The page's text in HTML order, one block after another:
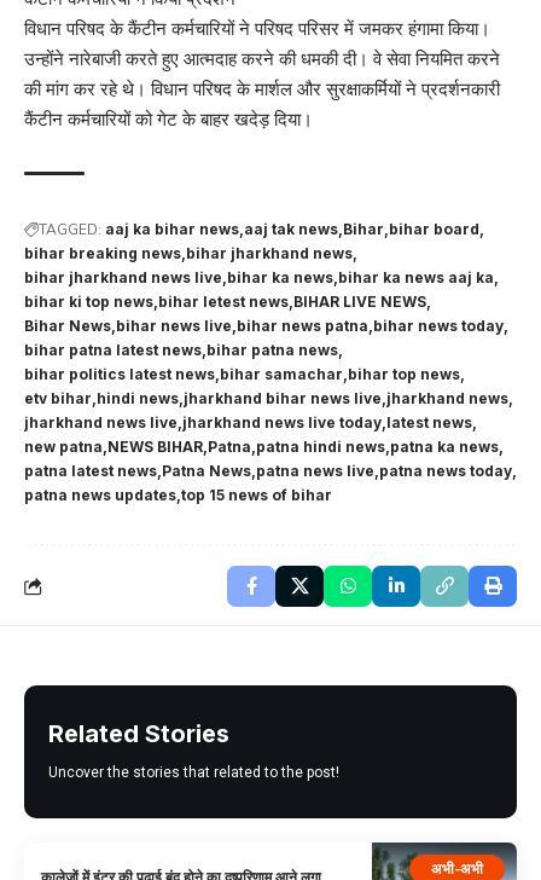
विधान परिषद के कैंटीन कर्मचारियों ने परिषद परिसर में जमकर हंगामा किया।
उन्होंने नारेबाजी करते हुए आत्मदाह करने की धमकी दी। वे सेवा नियमित करने
की मांग कर रहे थे। विधान परिषद के मार्शल और सुरक्षाकर्मियों ने प्रदर्शनकारी
कैंटीन कर्मचारियों को गेट के बाहर खदेड़ दिया।
TAGGED: aaj ka bihar news aaj tak news Bihar bihar board
bihar breaking news bihar jharkhand news
bihar jharkhand news live bihar ka news bihar ka news aaj ka
bihar ki top news bihar letest news BIHAR LIVE NEWS
Bihar News bihar news live bihar news patna bihar news today
bihar patna latest news bihar patna news
bihar politics latest news bihar samachar bihar top news
etv bihar hindi news jharkhand bihar news live jharkhand news
jharkhand news live jharkhand news live today latest news
new patna NEWS BIHAR Patna patna hindi news patna ka news
patna latest news Patna News patna news live patna news today
patna news updates top 15 news of bihar
Related Stories
Uncover the stories that related to the post!
अभी-अभी